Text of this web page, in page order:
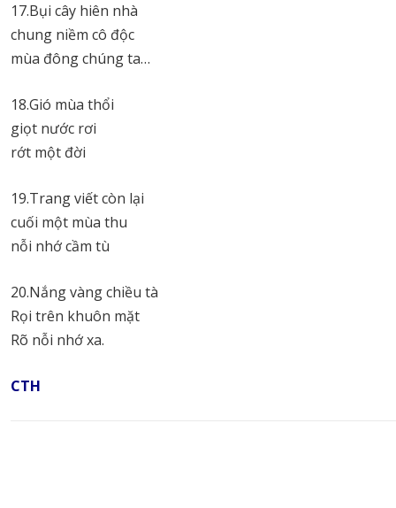
17.Bụi cây hiên nhà
chung niềm cô độc
mùa đông chúng ta…
18.Gió mùa thổi
giọt nước rơi
rớt một đời
19.Trang viết còn lại
cuối một mùa thu
nỗi nhớ cầm tù
20.Nắng vàng chiều tà
Rọi trên khuôn mặt
Rõ nỗi nhớ xa.
CTH